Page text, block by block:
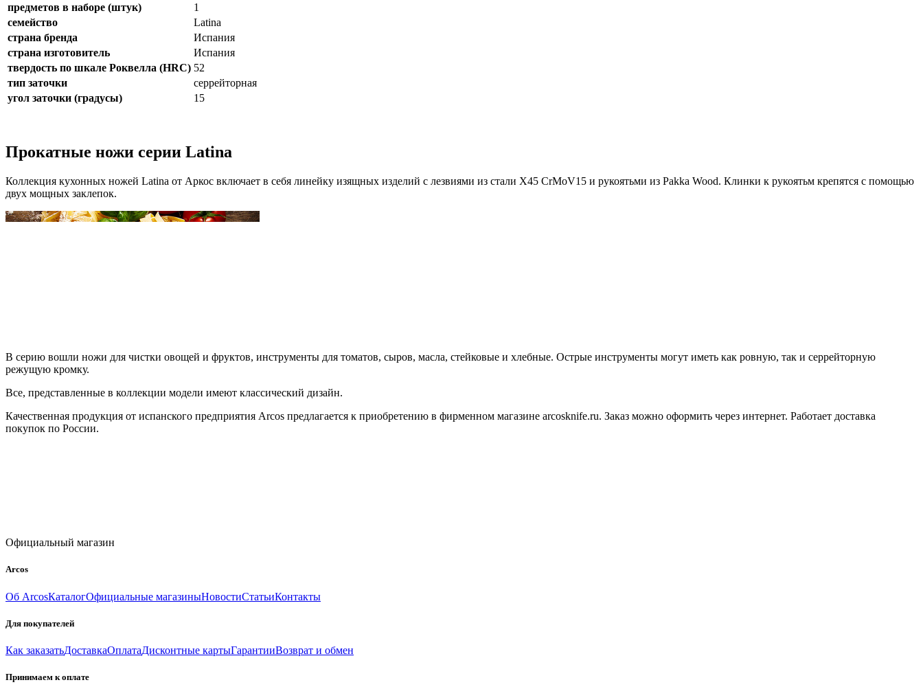
предметов в наборе (штук)
1
семейство
Latina
страна бренда
Испания
страна изготовитель
Испания
твердость по шкале Роквелла (HRC) 52
тип заточки
серрейторная
угол заточки (градусы)
15
Прокатные ножи серии Latina
Коллекция кухонных ножей Latina от Аркос включает в себя линейку изящных изделий с лезвиями из стали X45 CrMoV15 и рукоятьми из Pakka Wood. Клинки к рукоятьм крепятся с помощью
двух мощных заклепок.
В серию вошли ножи для чистки овощей и фруктов, инструменты для томатов, сыров, масла, стейковые и хлебные. Острые инструменты могут иметь как ровную, так и серрейторную
режущую кромку.
Все, представленные в коллекции модели имеют классический дизайн.
Качественная продукция от испанского предприятия Arcos предлагается к приобретению в фирменном магазине arcosknife.ru. Заказ можно оформить через интернет. Работает доставка
покупок по России.
Официальный магазин
Arcos
Об ArcosКаталогОфициальные магазиныНовостиСтатьиКонтакты
Для покупателей
Как заказатьДоставкаОплатаДисконтные картыГарантииВозврат и обмен
Принимаем к оплате